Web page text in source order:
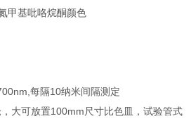
甲基吡咯烷酮颜色
每隔10纳米间隔测定
大可放置100mm尺寸比色皿，试验管式